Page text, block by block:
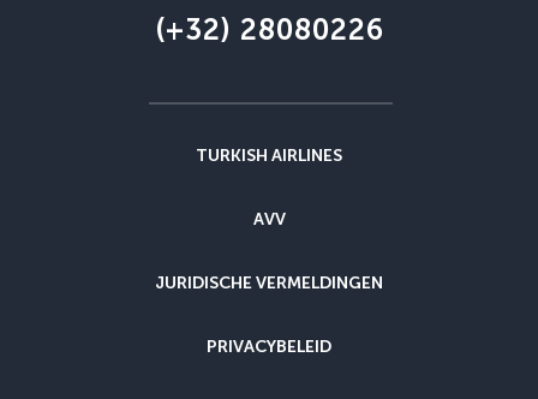
(+32) 28080226
TURKISH AIRLINES
AVV
JURIDISCHE VERMELDINGEN
PRIVACYBELEID